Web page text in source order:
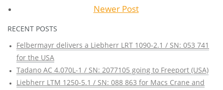
Newer Post
RECENT POSTS
Felbermayr delivers a Liebherr LRT 1090-2.1 / SN: 053 741
for the USA
Tadano AC 4.070L-1 / SN: 2077105 going to Freeport (USA)
Liebherr LTM 1250-5.1 / SN: 088 863 for Macs Crane and